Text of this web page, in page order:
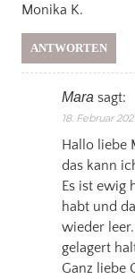
Monika K.
ANTWORTEN
Mara sagt:
18. Februar
Hallo liebe
das kann
Es ist ewig
habt und
wieder
gelagert
Ganz liebe